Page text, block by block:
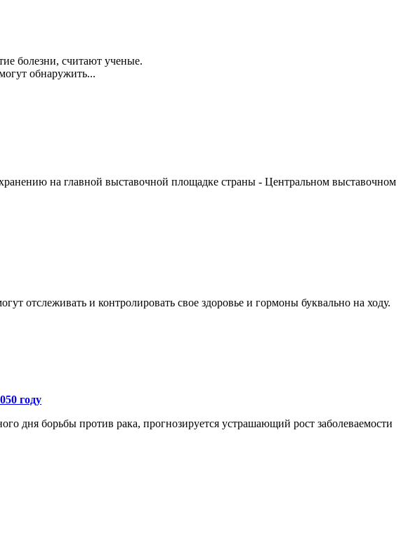
болезни, считают ученые.
обнаружить...
на главной выставочной площадке страны - Центральном выставочном
отслеживать и контролировать свое здоровье и гормоны буквально на ходу.
году
дня борьбы против рака, прогнозируется устрашающий рост заболеваемости